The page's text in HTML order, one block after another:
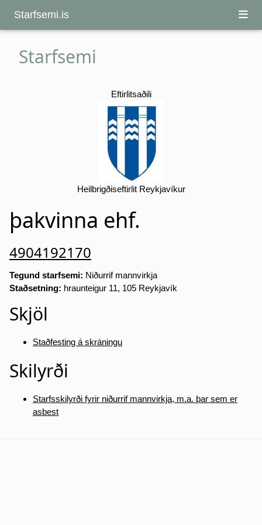
Starfsemi.is
Starfsemi
Eftirlitsaðili
Heilbrigðiseftirlit Reykjavíkur
þakvinna ehf.
4904192170
Tegund starfsemi: Niðurrif mannvirkja
Staðsetning: hraunteigur 11, 105 Reykjavík
Skjöl
Staðfesting á skráningu
Skilyrði
Starfsskilyrði fyrir niðurrif mannvirkja, m.a. þar sem er
asbest